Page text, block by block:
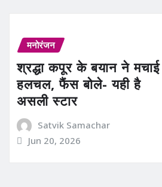
मनोरंजन
श्रद्धा कपूर के बयान ने मचाई
हलचल, फैंस बोले- यही है
असली स्टार
Satvik Samachar
Jun 20, 2026